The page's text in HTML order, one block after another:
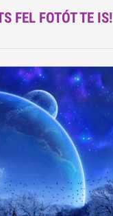
FEL FOTÓT TE IS!